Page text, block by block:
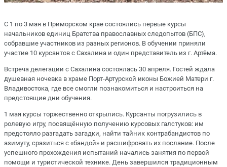
С 1 по 3 мая в Приморском крае состоялись первые курсы
начальников единиц Братства православных следопытов (БПС),
собравшие участников из разных регионов. В обучении приняли
участие 10 курсантов с Сахалина и один представитель из г. Артёма.
Встреча делегации с Сахалина состоялась 30 апреля. Гостей ждала
душевная ночевка в храме Порт-Артурской иконы Божией Матери г.
Владивостока, где все смогли познакомиться и настроиться на
предстоящие дни обучения.
1 мая курсы торжественно открылись. Курсанты погрузились в
ролевую игру, посвящённую получению курсовых галстуков: им
предстояло разгадать загадки, найти тайник контрабандистов по
азимуту, сразиться с «бандой» и расшифровать их послание. После
успешного прохождения испытаний начались занятия по первой
помощи и туристической технике. День завершился традиционным